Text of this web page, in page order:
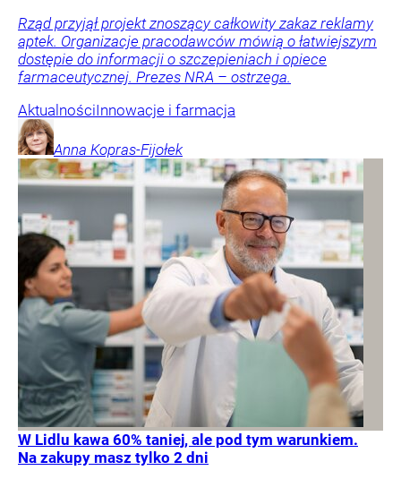
Rząd przyjął projekt znoszący całkowity zakaz reklamy
aptek. Organizacje pracodawców mówią o łatwiejszym
dostępie do informacji o szczepieniach i opiece
farmaceutycznej. Prezes NRA – ostrzega.
AktualnościInnowacje i farmacja
Anna Kopras-Fijołek
W Lidlu kawa 60% taniej, ale pod tym warunkiem.
Na zakupy masz tylko 2 dni